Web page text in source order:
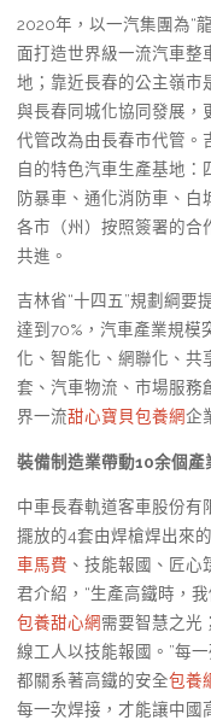
2020年，以一汽集團為“
面打造世界級一流汽車整
地；靠近長春的公主嶺市
與長春同城化協同發展，
代管改為由長春市代管。
自的特色汽車生產基地：
防暴車、通化消防車、白
各市（州）按照簽署的合
共進。
吉林省“十四五”規劃綱要
達到70%，汽車產業規模
化、智能化、網聯化、共
套、汽車物流、市場服務
界一流甜心寶貝包養網企
裝備制造業帶動10余個產
中車長春軌道客車股份有
擺放的4套由焊槍焊出來
車馬費 、技能報國、匠
君介紹，“生產高鐵時，
包養甜心網需要智慧之光
線工人以技能報國。”每
都關系著高鐵的安全包養
每一次焊接，才能讓中國